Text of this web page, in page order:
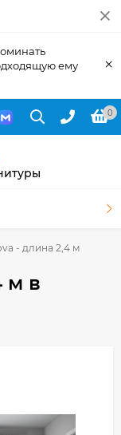
ему
×
0
- длина 2,4 м
м в